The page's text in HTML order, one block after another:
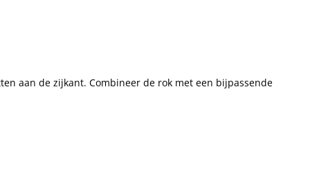
aan de zijkant. Combineer de rok met een bijpassende